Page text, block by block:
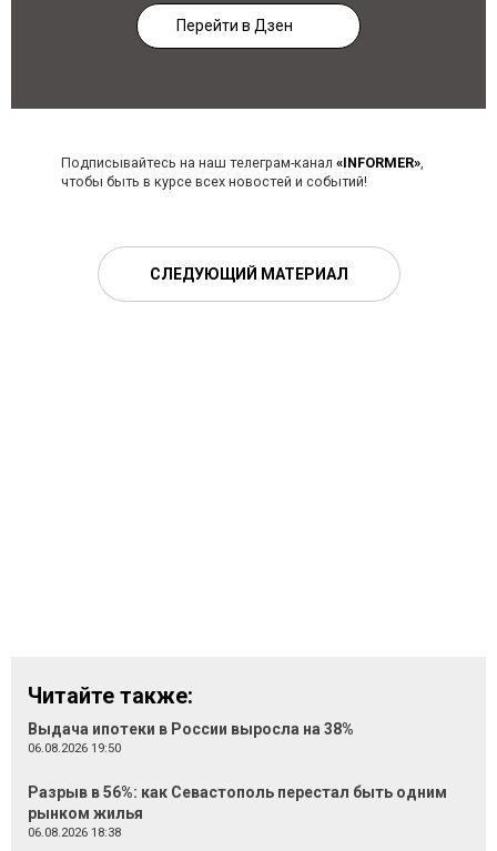
Перейти в Дзен
Подписывайтесь на наш телеграм-канал «INFORMER»,
чтобы быть в курсе всех новостей и событий!
СЛЕДУЮЩИЙ МАТЕРИАЛ
Читайте также:
Выдача ипотеки в России выросла на 38%
06.08.2026 19:50
Разрыв в 56%: как Севастополь перестал быть одним
рынком жилья
06.08.2026 18:38